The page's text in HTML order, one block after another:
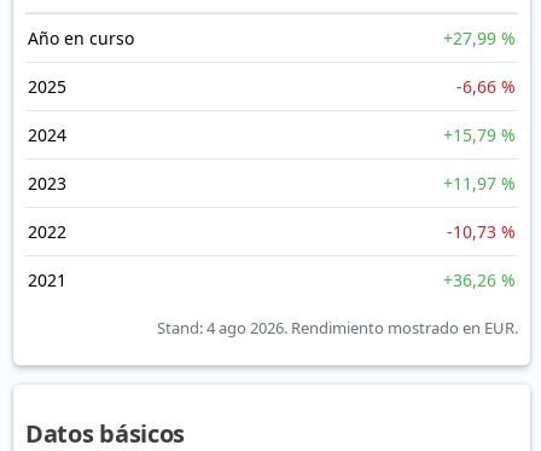
Año en curso +27,99 %
2025 -6,66 %
2024 +15,79 %
2023 +11,97 %
2022 -10,73 %
2021 +36,26 %
Stand: 4 ago 2026. Rendimiento mostrado en EUR.
Datos básicos